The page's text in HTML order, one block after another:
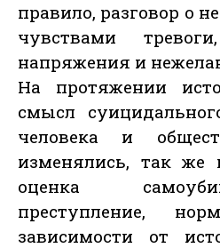
правило, разговор о
чувствами
напряжения и
На протяжении
смысл
человека и
изменялись, так же
оценка
преступление,
зависимости от